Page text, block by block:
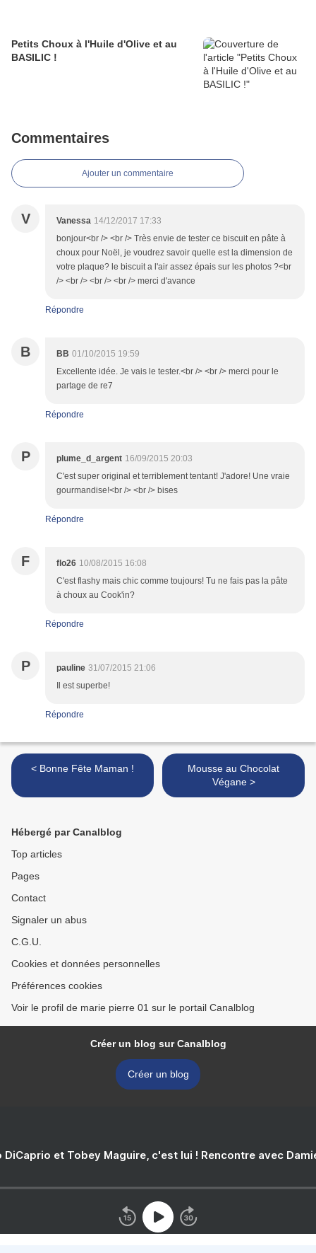
Petits Choux à l'Huile d'Olive et au
BASILIC !
Commentaires
Ajouter un commentaire
V Vanessa 14/12/2017 17:33
bonjour<br /> <br /> Très envie de tester ce biscuit en pâte à
choux pour Noël, je voudrez savoir quelle est la dimension de
votre plaque? le biscuit a l'air assez épais sur les photos ?<br
/> <br /> <br /> <br /> merci d'avance
Répondre
B BB 01/10/2015 19:59
Excellente idée. Je vais le tester.<br /> <br /> merci pour le
partage de re7
Répondre
P plume_d_argent 16/09/2015 20:03
C'est super original et terriblement tentant! J'adore! Une vraie
gourmandise!<br /> <br /> bises
Répondre
F flo26 10/08/2015 16:08
C'est flashy mais chic comme toujours! Tu ne fais pas la pâte
à choux au Cook'in?
Répondre
P pauline 31/07/2015 21:06
Il est superbe!
Répondre
< Bonne Fête Maman !
Mousse au Chocolat
Végane >
Hébergé par Canalblog
Top articles
Pages
Contact
Signaler un abus
C.G.U.
Cookies et données personnelles
Préférences cookies
Voir le profil de marie pierre 01 sur le portail Canalblog
Créer un blog sur Canalblog
Créer un blog
DiCaprio et Tobey Maguire, c'est lui ! Rencontre avec